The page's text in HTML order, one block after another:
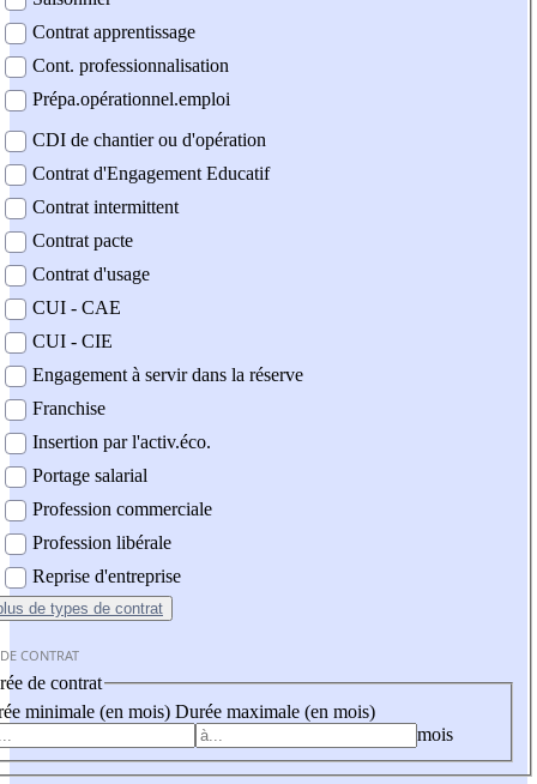
Contrat apprentissage
Cont. professionnalisation
Prépa.opérationnel.emploi
CDI de chantier ou d'opération
Contrat d'Engagement Educatif
Contrat intermittent
Contrat pacte
Contrat d'usage
CUI - CAE
CUI - CIE
Engagement à servir dans la réserve
Franchise
Insertion par l'activ.éco.
Portage salarial
Profession commerciale
Profession libérale
Reprise d'entreprise
de types de contrat
CONTRAT
de contrat
minimale (en mois) Durée maximale (en mois)
mois